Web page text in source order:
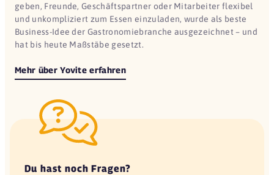
geben, Freunde, Geschäftspartner oder Mitarbeiter flexibel
und unkompliziert zum Essen einzuladen, wurde als beste
Business-Idee der Gastronomiebranche ausgezeichnet – und
hat bis heute Maßstäbe gesetzt.
Mehr über Yovite erfahren
Du hast noch Fragen?